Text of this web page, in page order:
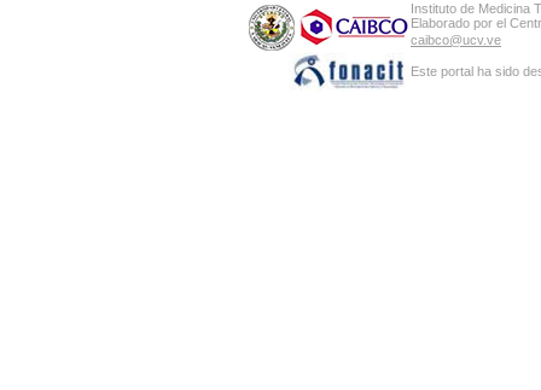
Instituto de Medicina
Elaborado por el
caibco@ucv.ve
Este portal ha sido